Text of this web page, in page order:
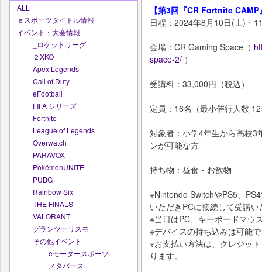
ALL
ｅスポーツタイトル情報
イベント・大会情報
_ロケットリーグ
２XKO
Apex Legends
Call of Duty
eFootball
FIFA シリーズ
Fortnite
League of Legends
Overwatch
PARAVOX
PokémonUNITE
PUBG
Rainbow Six
THE FINALS
VALORANT
グランツーリスモ
その他イベント
eモータースポーツ
メタバース
【第3回『CR Fortnite CAMP
日程：2024年8月10日(土)・
会場：CR Gaming Space（
space-2/ ）
受講料：33,000円（税込）
定員：16名（最小催行人数
対象者：小学4年生から高校3
ンが可能な方
持ち物：昼食・お飲物
※Nintendo SwitchやPS5、
いただきPCに接続して受講
※当⽇はPC、キーボードマウ
※デバイスの持ち込みは可能
※お支払い方法は、クレジッ
ります。